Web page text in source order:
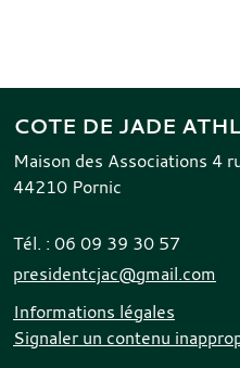
COTE DE JADE
Maison des Associations 4
44210 Pornic
Tél. : 06 09 39 30 57
presidentcjac@gmail.com
Informations légales
Signaler un contenu